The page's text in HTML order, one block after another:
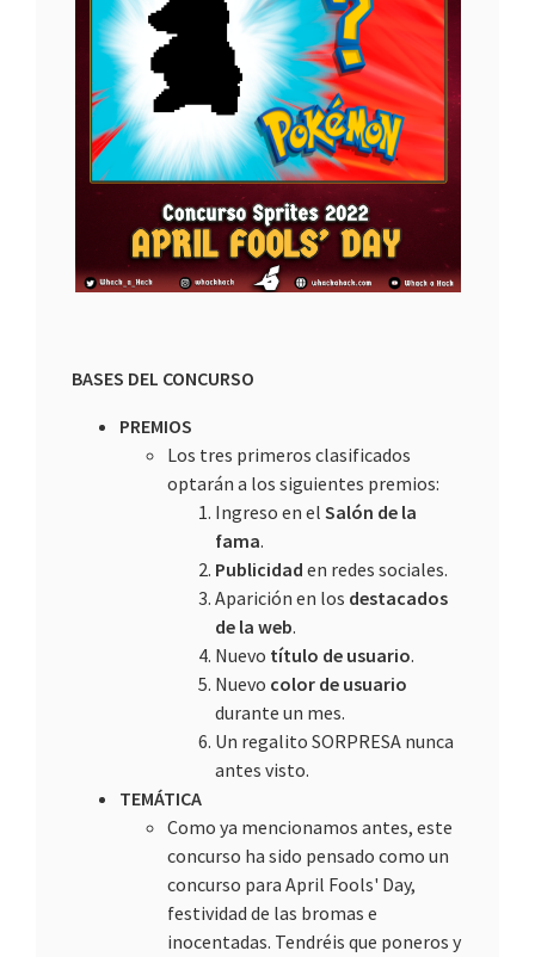
BASES DEL CONCURSO
PREMIOS
Los tres primeros clasificados
optarán a los siguientes premios:
Ingreso en el Salón de la
fama.
Publicidad en redes sociales.
Aparición en los destacados
de la web.
Nuevo título de usuario.
Nuevo color de usuario
durante un mes.
Un regalito SORPRESA nunca
antes visto.
TEMÁTICA
Como ya mencionamos antes, este
concurso ha sido pensado como un
concurso para April Fools' Day,
festividad de las bromas e
inocentadas. Tendréis que poneros y